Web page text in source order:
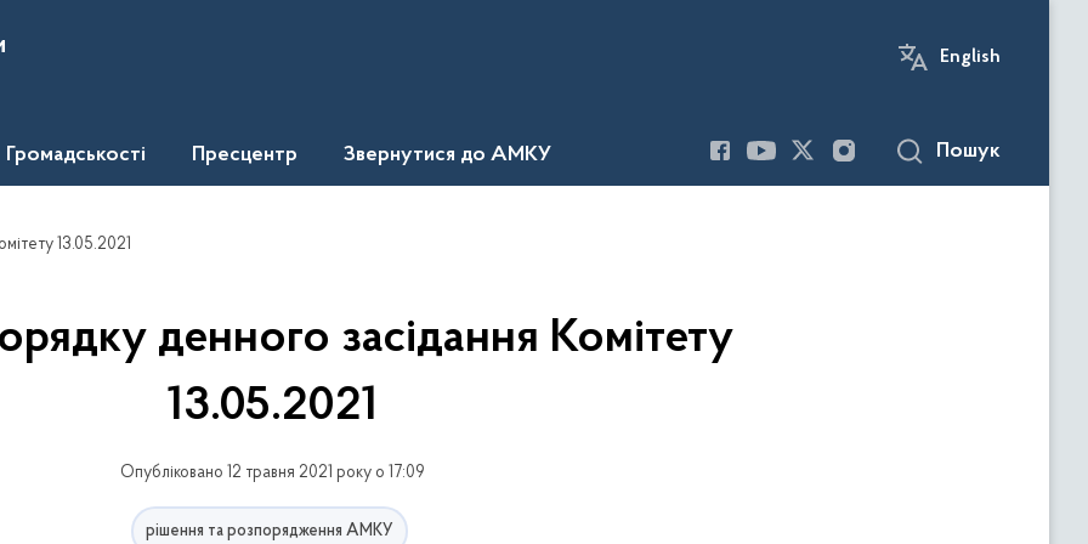
English
Громадськості Пресцентр Звернутися до АМКУ Пошук
13.05.2021
денного засідання Комітету
13.05.2021
Опубліковано 12 травня 2021 року о 17:09
рішення та розпорядження АМКУ